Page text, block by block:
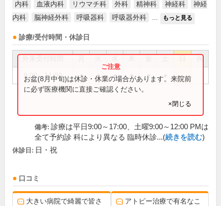
内科 血液内科 リウマチ科 外科 精神科 神経科
神経
内科
脳神経外科 呼吸器科 呼吸器外科 もっと見る
診療/受付時間・休診日
祝
8:00～11:00 ● ● ● ● ●
お盆(8月中旬)は休診・休業の場合があります。来院前
に必ず医療機関に直接ご確認ください。
×閉じる
備考: 診療は平日9:00～17:00、土曜9:00～12:00 PMは
全て予約診 科により異なる 臨時休診...(続きを読む)
休診日: 日・祝
口コミ
大きい病院で綺麗で皆さ
アトピー治療で有名なこ